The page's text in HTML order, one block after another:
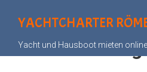
YACHTCHARTER
Yacht und Hausboot mieten online
Online-Buchung